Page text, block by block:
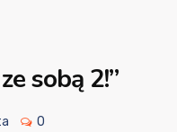
sobą 2!”
0